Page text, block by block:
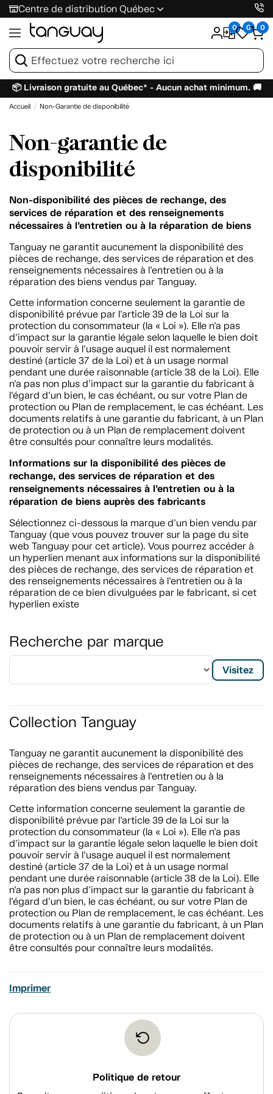
Centre de distribution Québec
0 0 0
📦 Livraison gratuite au Québec* - Aucun achat minimum. 🚚
Accueil Non-Garantie de disponibilité
Non-garantie de
disponibilité
Non-disponibilité des pièces de rechange, des
services de réparation et des renseignements
nécessaires à l’entretien ou à la réparation de biens
Tanguay ne garantit aucunement la disponibilité des
pièces de rechange, des services de réparation et des
renseignements nécessaires à l’entretien ou à la
réparation des biens vendus par Tanguay.
Cette information concerne seulement la garantie de
disponibilité prévue par l’article 39 de la Loi sur la
protection du consommateur (la « Loi »). Elle n’a pas
d’impact sur la garantie légale selon laquelle le bien doit
pouvoir servir à l’usage auquel il est normalement
destiné (article 37 de la Loi) et à un usage normal
pendant une durée raisonnable (article 38 de la Loi). Elle
n’a pas non plus d’impact sur la garantie du fabricant à
l’égard d’un bien, le cas échéant, ou sur votre Plan de
protection ou Plan de remplacement, le cas échéant. Les
documents relatifs à une garantie du fabricant, à un Plan
de protection ou à un Plan de remplacement doivent
être consultés pour connaître leurs modalités.
Informations sur la disponibilité des pièces de
rechange, des services de réparation et des
renseignements nécessaires à l’entretien ou à la
réparation de biens auprès des fabricants
Sélectionnez ci-dessous la marque d’un bien vendu par
Tanguay (que vous pouvez trouver sur la page du site
web Tanguay pour cet article). Vous pourrez accéder à
un hyperlien menant aux informations sur la disponibilité
des pièces de rechange, des services de réparation et
des renseignements nécessaires à l’entretien ou à la
réparation de ce bien divulguées par le fabricant, si cet
hyperlien existe
Recherche par marque
Visitez
Collection Tanguay
Tanguay ne garantit aucunement la disponibilité des
pièces de rechange, des services de réparation et des
renseignements nécessaires à l’entretien ou à la
réparation des biens vendus par Tanguay.
Cette information concerne seulement la garantie de
disponibilité prévue par l’article 39 de la Loi sur la
protection du consommateur (la « Loi »). Elle n’a pas
d’impact sur la garantie légale selon laquelle le bien doit
pouvoir servir à l’usage auquel il est normalement
destiné (article 37 de la Loi) et à un usage normal
pendant une durée raisonnable (article 38 de la Loi). Elle
n’a pas non plus d’impact sur la garantie du fabricant à
l’égard d’un bien, le cas échéant, ou sur votre Plan de
protection ou Plan de remplacement, le cas échéant. Les
documents relatifs à une garantie du fabricant, à un Plan
de protection ou à un Plan de remplacement doivent
être consultés pour connaître leurs modalités.
Imprimer
Politique de retour